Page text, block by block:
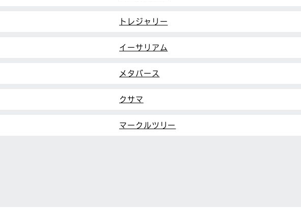
トレジャリー
イーサリアム
メタバース
クサマ
マークルツリー